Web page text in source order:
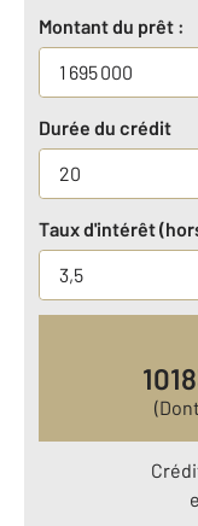
Montant du prêt :
Durée du crédit
Taux d'intérêt
(Dont